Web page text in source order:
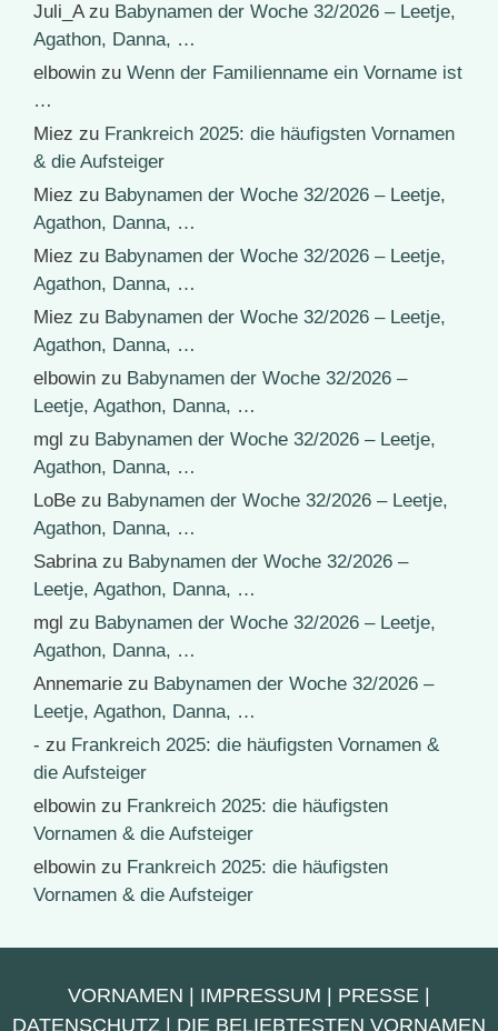
Juli_Azu Babynamen der Woche 32/2026 – Leetje,
Agathon, Danna, …
elbowin zu Wenn der Familienname ein Vorname ist
…
Miez zu Frankreich 2025: die häufigsten Vornamen
& die Aufsteiger
Miez zu Babynamen der Woche 32/2026 – Leetje,
Agathon, Danna, …
Miez zu Babynamen der Woche 32/2026 – Leetje,
Agathon, Danna, …
Miez zu Babynamen der Woche 32/2026 – Leetje,
Agathon, Danna, …
elbowin zu Babynamen der Woche 32/2026 –
Leetje, Agathon, Danna, …
mgl zu Babynamen der Woche 32/2026 – Leetje,
Agathon, Danna, …
LoBe zu Babynamen der Woche 32/2026 – Leetje,
Agathon, Danna, …
Sabrinazu Babynamen der Woche 32/2026 –
Leetje, Agathon, Danna, …
mgl zu Babynamen der Woche 32/2026 – Leetje,
Agathon, Danna, …
Annemarie zu Babynamen der Woche 32/2026 –
Leetje, Agathon, Danna, …
- zu Frankreich 2025: die häufigsten Vornamen &
die Aufsteiger
elbowin zu Frankreich 2025: die häufigsten
Vornamen & die Aufsteiger
elbowin zu Frankreich 2025: die häufigsten
Vornamen & die Aufsteiger
VORNAMEN IMPRESSUM PRESSE
DATENSCHUTZ
DIE BELIEBTESTEN VORNAMEN